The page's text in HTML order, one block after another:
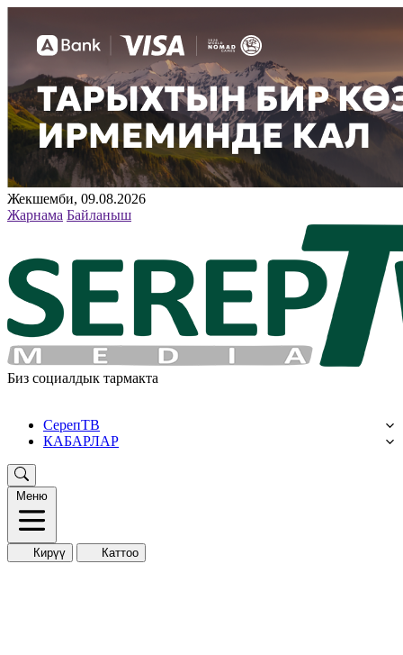
Жекшемби, 09.08.2026
Жарнама Байланыш
Биз социалдык тармакта
СерепТВ
КАБАРЛАР
Меню
Кирүү Каттоо